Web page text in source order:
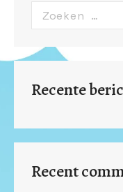
Search:
Recente
Recent